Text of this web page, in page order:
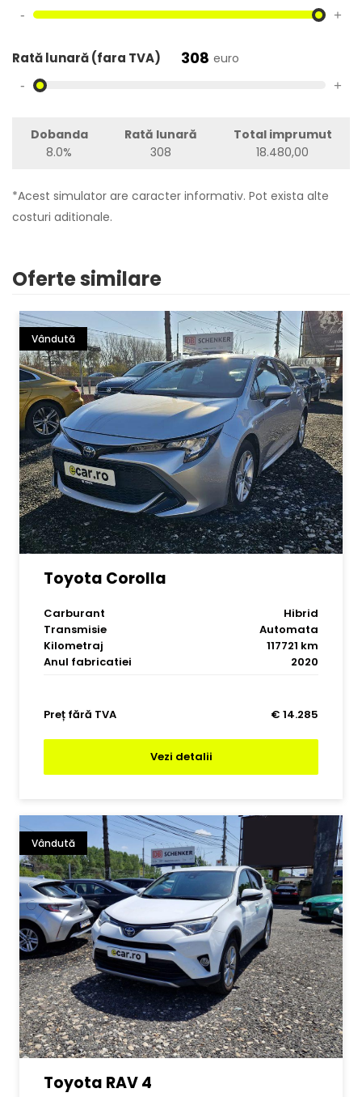
- +
Rată lunară (fara TVA) 308 euro
- +
Dobanda
8.0%
Rată lunară
308
Total imprumut
18.480,00
*Acest simulator are caracter informativ. Pot exista alte
costuri aditionale.
Oferte similare
Vândută
Toyota Corolla
Carburant
Hibrid
Transmisie
Automata
Kilometraj
117721 km
Anul fabricatiei
2020
Preț fără TVA € 14.285
Vezi detalii
Vândută
Toyota RAV 4